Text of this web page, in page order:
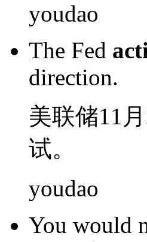
youdao
The Fed
direction.
美联储11月
试。
youdao
You would